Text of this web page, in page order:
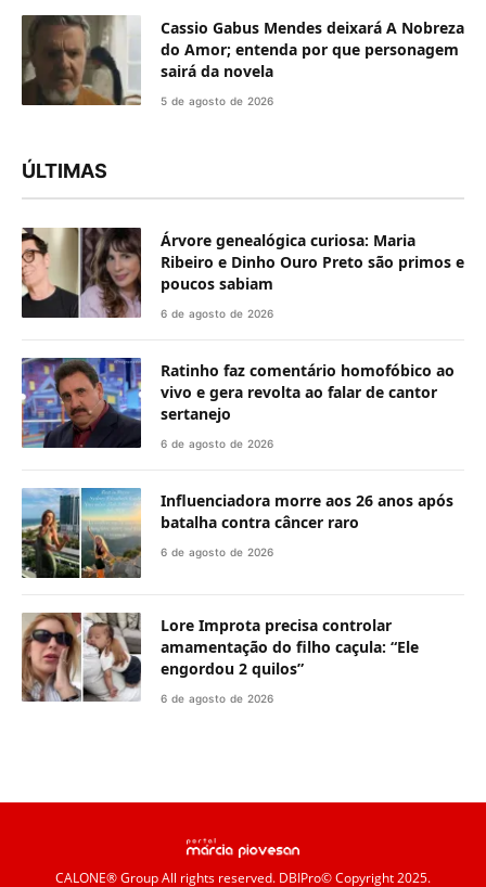
Cassio Gabus Mendes deixará A Nobreza
do Amor; entenda por que personagem
sairá da novela
5 de agosto de 2026
ÚLTIMAS
Árvore genealógica curiosa: Maria
Ribeiro e Dinho Ouro Preto são primos e
poucos sabiam
6 de agosto de 2026
Ratinho faz comentário homofóbico ao
vivo e gera revolta ao falar de cantor
sertanejo
6 de agosto de 2026
Influenciadora morre aos 26 anos após
batalha contra câncer raro
6 de agosto de 2026
Lore Improta precisa controlar
amamentação do filho caçula: “Ele
engordou 2 quilos”
6 de agosto de 2026
CALONE® GroupAll rights reserved. DBIPro© Copyright 2025.